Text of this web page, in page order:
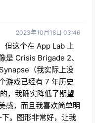
2023年10月18日 03:46
但这个在 App Lab 上
Crisis Brigade 2、
（我实际上没
游戏已经有 7 年历史
，我确实降低了期望
感，而且我喜欢简单明
。图形非常好，让我